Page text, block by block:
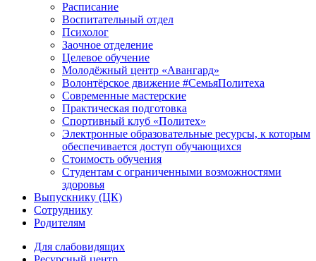
Расписание
Воспитательный отдел
Психолог
Заочное отделение
Целевое обучение
Молодёжный центр «Авангард»
Волонтёрское движение #СемьяПолитеха
Современные мастерские
Практическая подготовка
Спортивный клуб «Политех»
Электронные образовательные ресурсы, к которым
обеспечивается доступ обучающихся
Стоимость обучения
Студентам с ограниченными возможностями
здоровья
Выпускнику (ЦК)
Сотруднику
Родителям
Для слабовидящих